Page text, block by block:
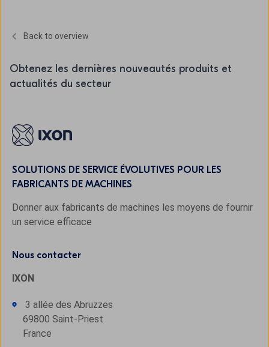
Back to overview
Obtenez les dernières nouveautés produits et
actualités du secteur
SOLUTIONS DE SERVICE ÉVOLUTIVES POUR LES
FABRICANTS DE MACHINES
Donner aux fabricants de machines les moyens de fournir
un service efficace
Nous contacter
IXON
3 allée des Abruzzes
69800 Saint-Priest
France